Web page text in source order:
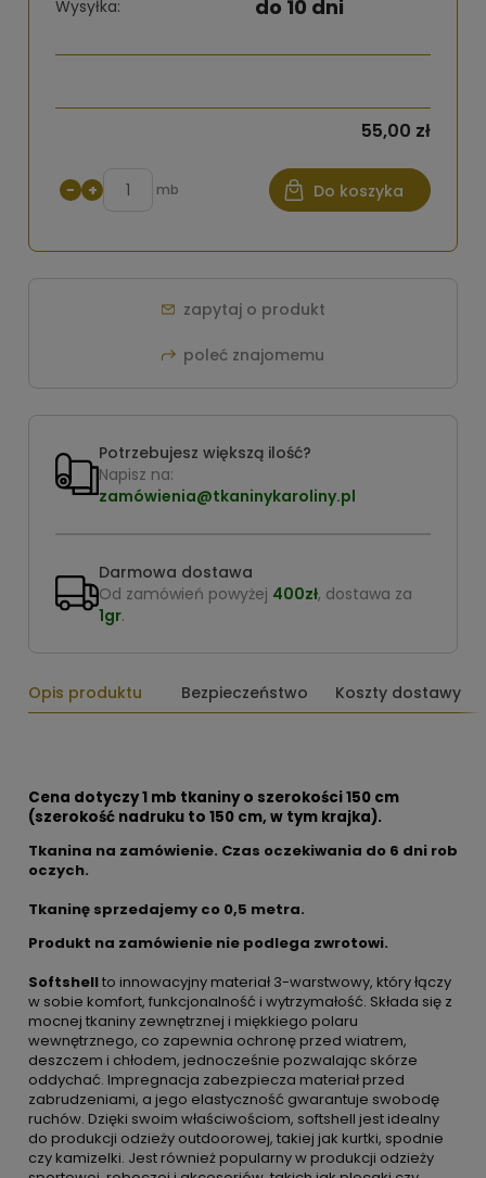
Wysyłka: do 10 dni
55,00 zł
− + mb Do koszyka
zapytaj o produkt
poleć znajomemu
Potrzebujesz większą ilość?
Napisz na:
zamówienia@tkaninykaroliny.pl
Darmowa dostawa
Od zamówień powyżej 400zł, dostawa za
1gr.
Opis produktu Bezpieczeństwo Koszty dostawy
Cena dotyczy 1 mb tkaniny o szerokości 150 cm
(szerokość nadruku to 150 cm, w tym krajka).
Tkanina na zamówienie. Czas oczekiwania do 6 dni rob
oczych.
Tkaninę sprzedajemy co 0,5 metra.
Produkt na zamówienie nie podlega zwrotowi.
Softshellto innowacyjny materiał 3-warstwowy, który łączy
w sobie komfort, funkcjonalność i wytrzymałość. Składa się z
mocnej tkaniny zewnętrznej i miękkiego polaru
wewnętrznego, co zapewnia ochronę przed wiatrem,
deszczem i chłodem, jednocześnie pozwalając skórze
oddychać. Impregnacja zabezpiecza materiał przed
zabrudzeniami, a jego elastyczność gwarantuje swobodę
ruchów. Dzięki swoim właściwościom, softshell jest idealny
do produkcji odzieży outdoorowej, takiej jak kurtki, spodnie
czy kamizelki. Jest również popularny w produkcji odzieży